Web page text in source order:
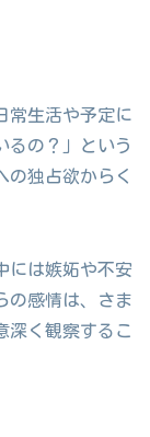
常生活や予定に
るの？」という
の独占欲からく
には嫉妬や不安
の感情は、さま
深く観察するこ